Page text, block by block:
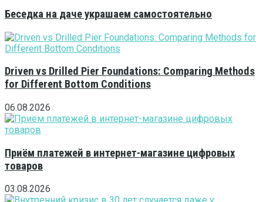
Беседка на даче украшаем самостоятельно
Driven vs Drilled Pier Foundations: Comparing Methods
for Different Bottom Conditions
06.08.2026
Приём платежей в интернет-магазине цифровых
товаров
03.08.2026